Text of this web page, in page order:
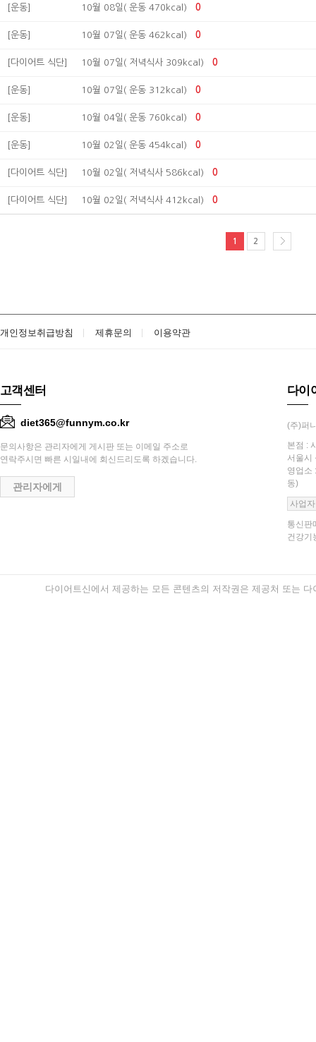
[운동] 10월 08일( 운동 470kcal) 0
[운동] 10월 07일( 운동 462kcal) 0
[다이어트 식단] 10월 07일( 저녁식사 309kcal) 0
[운동] 10월 07일( 운동 312kcal) 0
[운동] 10월 04일( 운동 760kcal) 0
[운동] 10월 02일( 운동 454kcal) 0
[다이어트 식단] 10월 02일( 저녁식사 586kcal) 0
[다이어트 식단] 10월 02일( 저녁식사 412kcal) 0
1 2
개인정보취급방침 제휴문의 이용약관
고객센터
diet365@funnym.co.kr
문의사항은 관리자에게 게시판 또는 이메일 주소로
연락주시면 빠른 시일내에 회신드리도록 하겠습니다.
관리자에게
다이
(주)퍼
본점 :
서울시
영업소
동)
사업
통신판
건강기
다이어트신에서 제공하는 모든 콘텐츠의 저작권은 제공처 또는